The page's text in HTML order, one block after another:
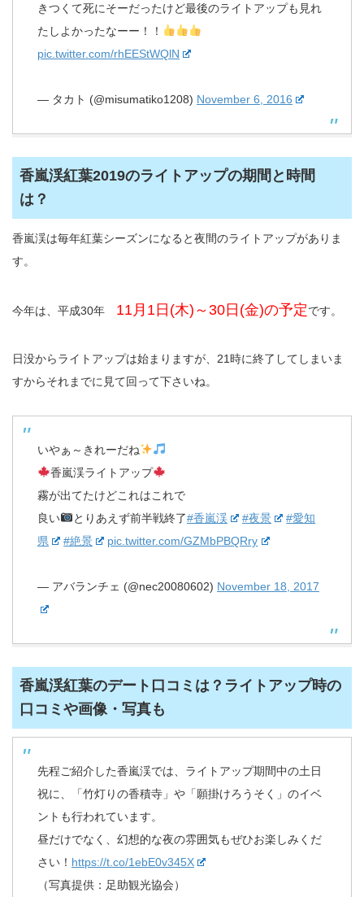
きつくて死にそーだったけど最後のライトアップも見れ
たしよかったなーー！！
pic.twitter.com/rhEEStWQlN
— タカト (@misumatiko1208) November 6, 2016
香嵐渓紅葉2019のライトアップの期間と時間
は？
香嵐渓は毎年紅葉シーズンになると夜間のライトアップがありま
す。
今年は、平成30年 11月1日(木)～30日(金)の予定です。
日没からライトアップは始まりますが、21時に終了してしまいま
すからそれまでに見て回って下さいね。
いやぁ～きれーだね
香嵐渓ライトアップ
霧が出てたけどこれはこれで
良い
とりあえず前半戦終了#香嵐渓 #夜景
#愛知
県
#絶景 pic.twitter.com/GZMbPBQRry
— アバランチェ (@nec20080602) November 18, 2017
香嵐渓紅葉のデート口コミは？ライトアップ時の
口コミや画像・写真も
先程ご紹介した香嵐渓では、ライトアップ期間中の土日
祝に、「竹灯りの香積寺」や「願掛けろうそく」のイベ
ントも行われています。
昼だけでなく、幻想的な夜の雰囲気もぜひお楽しみくだ
さい！ https://t.co/1ebE0v345X
（写真提供：足助観光協会）